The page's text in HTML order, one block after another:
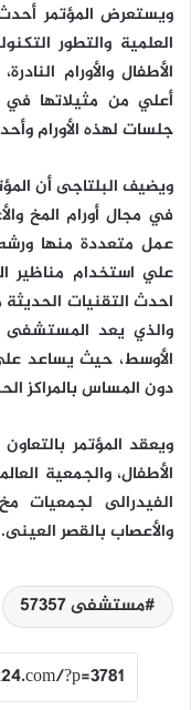
ويستعرض المؤتمر
العلمية والتطور
الأطفال والأورام
أعلي من مثيلاتها
جلسات لهذه الأورام
ويضيف البلتاجى أن
في مجال أورام المخ
عمل متعددة منها
علي استخدام مناظير
احدث التقنيات الحديثة
والذي يعد
الأوسط، حيث يساعد
دون المساس بالمراكز
ويعقد المؤتمر
الأطفال، والجمعية
الفيدرالى لجمعيات
والأعصاب بالقصر العينى.
مستشفى ٥٧٣٥٧